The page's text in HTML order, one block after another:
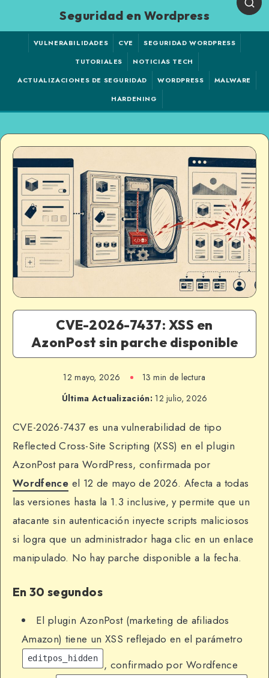
Seguridad en Wordpress
VULNERABILIDADES CVE
SEGURIDAD WORDPRESS
TUTORIALES
NOTICIAS TECH
ACTUALIZACIONES DE SEGURIDAD
WORDPRESS
MALWARE
HARDENING
CVE-2026-7437: XSS en
AzonPost sin parche disponible
12 mayo, 2026
13 min de lectura
Última Actualización:12 julio, 2026
CVE-2026-7437 es una vulnerabilidad de tipo
Reflected Cross-Site Scripting (XSS) en el plugin
AzonPost para WordPress, confirmada por
Wordfence el 12 de mayo de 2026. Afecta a todas
las versiones hasta la 1.3 inclusive, y permite que un
atacante sin autenticación inyecte scripts maliciosos
si logra que un administrador haga clic en un enlace
manipulado. No hay parche disponible a la fecha.
En 30 segundos
El plugin AzonPost (marketing de afiliados
Amazon) tiene un XSS reflejado en el parámetro
editpos_hidden
, confirmado por Wordfence